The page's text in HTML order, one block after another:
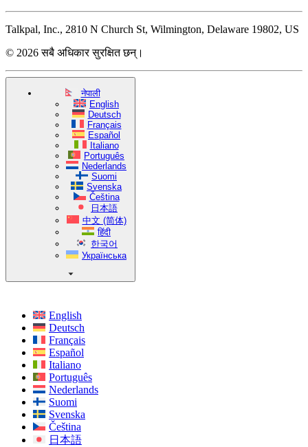
Talkpal, Inc., 2810 N Church St, Wilmington, Delaware 19802, US
© 2026 सबै अधिकार सुरक्षित छन्।
नेपाली
English
Deutsch
Français
Español
Italiano
Português
Nederlands
Suomi
Svenska
Čeština
日本語
中文 (简体)
हिंदी
한국어
Українська
English
Deutsch
Français
Español
Italiano
Português
Nederlands
Suomi
Svenska
Čeština
日本語